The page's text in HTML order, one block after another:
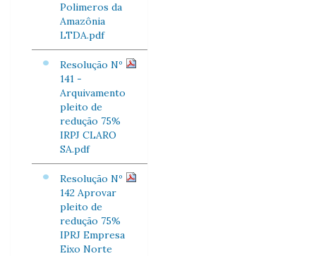
Polimeros da
Amazônia
LTDA.pdf
Resolução Nº
141 -
Arquivamento
pleito de
redução 75%
IRPJ CLARO
SA.pdf
Resolução Nº
142 Aprovar
pleito de
redução 75%
IPRJ Empresa
Eixo Norte